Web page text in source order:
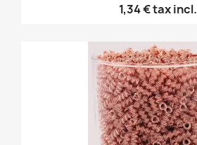
1,34 €tax incl.